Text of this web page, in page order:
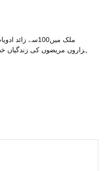
ملک میں100سے
ہزاروں مریضوں کی زندگیاں